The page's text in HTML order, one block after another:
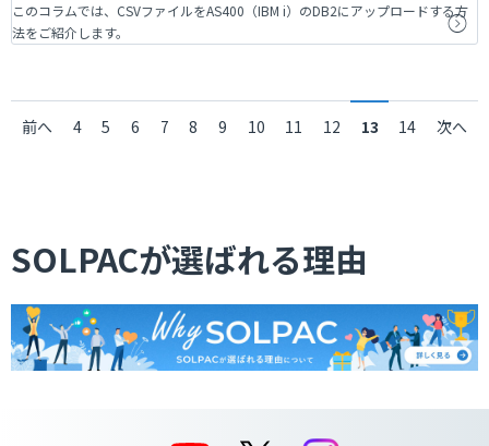
このコラムでは、CSVファイルをAS400（IBM i）のDB2にアップロードする方
法をご紹介します。
前へ 4 5 6 7 8 9 10 11 12 13 14 次へ
SOLPACが選ばれる理由